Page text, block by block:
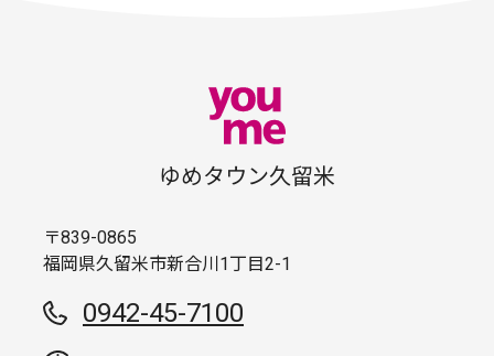
ゆめタウン久留米
〒839-0865
福岡県久留米市新合川1丁目2-1
0942-45-7100